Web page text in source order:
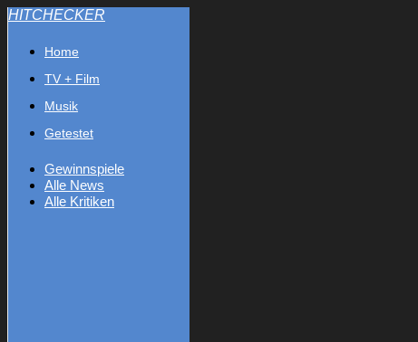
HITCHECKER
Home
TV + Film
Musik
Getestet
Gewinnspiele
Alle News
Alle Kritiken